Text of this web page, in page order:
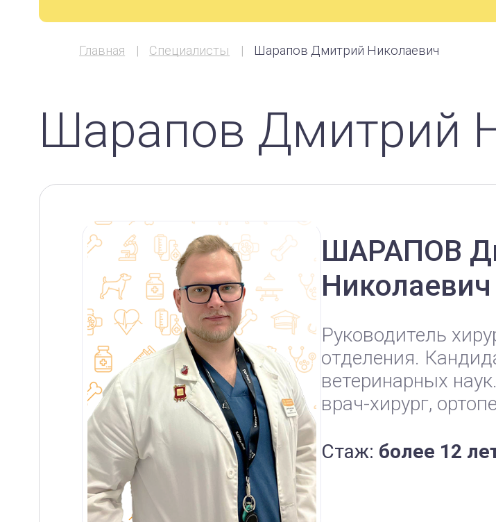
Главная Специалисты Шарапов Дмитрий Николаевич
Шарапов Дмитрий
ШАРАПОВ
Николаевич
Руководитель
отделения.
ветеринарных
врач-хирург,
Стаж: более 12